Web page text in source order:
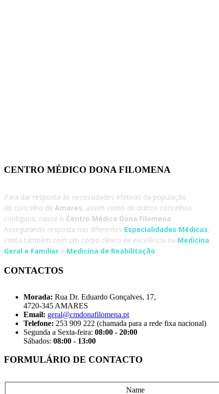
CENTRO MÉDICO DONA FILOMENA
Para dar resposta às necessidades efetivas da população
do concelho de Amares, assim como de outros concelhos
contíguos, nasce o Centro Médico Dona Filomena.
Assegurando resposta nas diferentes Especialidades Médicas,
conta também com um corpo clínico de excelência na Medicina
Geral e Familiar e Medicina de Reabilitação.
CONTACTOS
Morada: Rua Dr. Eduardo Gonçalves, 17,
4720-345 AMARES
Email: geral@cmdonafilomena.pt
Telefone: 253 909 222 (chamada para a rede fixa nacional)
Segunda a Sexta-feira: 08:00 - 20:00
Sábados: 08:00 - 13:00
FORMULÁRIO DE CONTACTO
Name